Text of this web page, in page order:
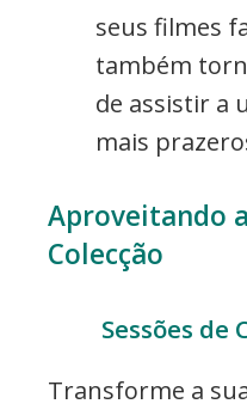
seus filmes
também
de assistir a
mais
Aproveitando
Colecção
Sessões de
Transforme a